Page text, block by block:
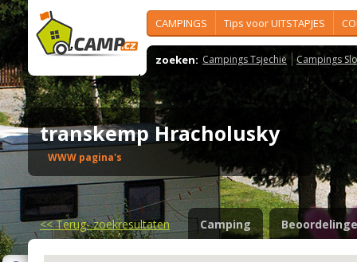
CAMPINGS Tips voor UITSTAPJES
zoeken: Campings Tsjechië Campings
transkemp Hracholusky
WWW pagina's
<<Terug- zoekresultaten Camping